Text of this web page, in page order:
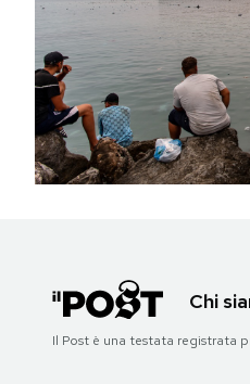
Chi
Il Post è una testata registrata